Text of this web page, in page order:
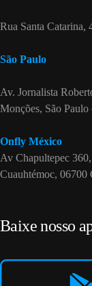
Rua Santa
São Paulo
Av. Jornalista
Monções, São Paulo
Onfly México
Av Chapultepec
Cuauhtémoc,
Baixe nosso